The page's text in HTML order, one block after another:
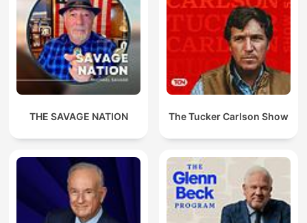
THE SAVAGE NATION The Tucker Carlson Show